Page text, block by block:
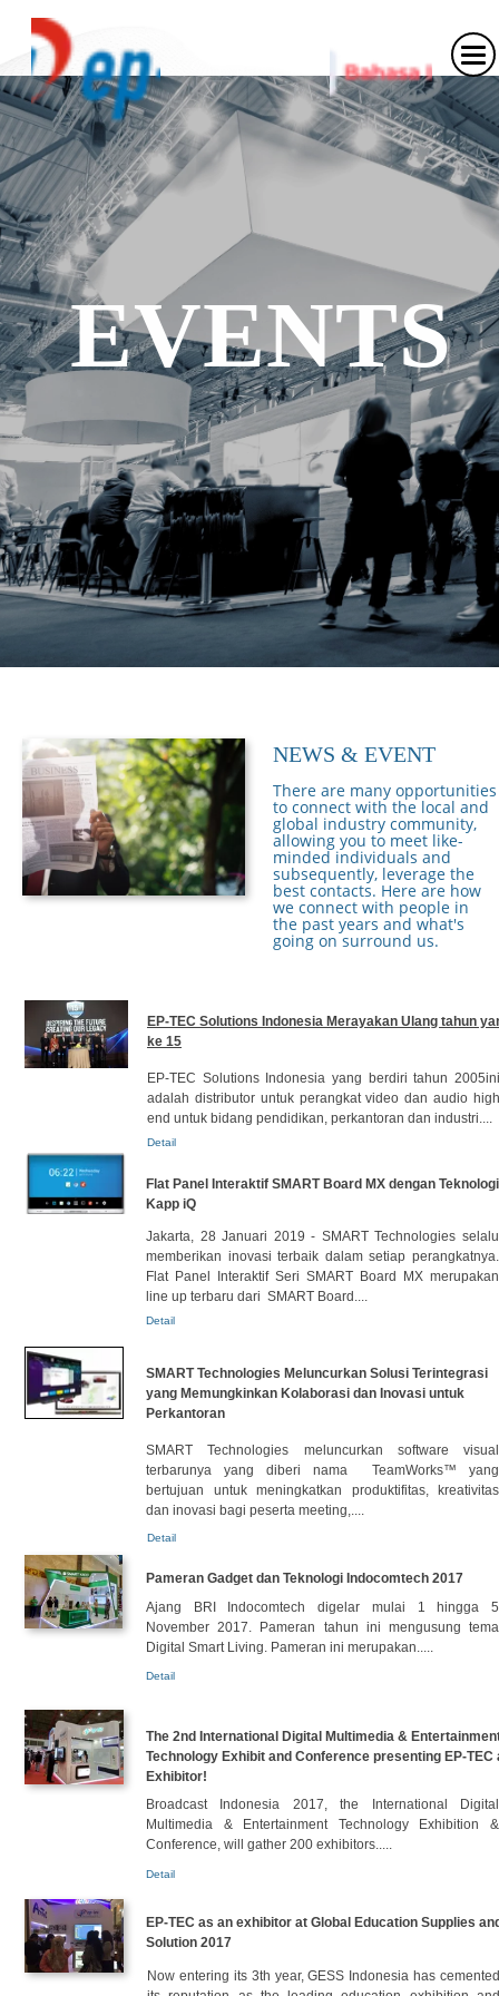
EVENTS
There are many opportunities
to connect with the local and
global industry community,
allowing you to meet like-
minded individuals and
subsequently, leverage the
best contacts. Here are how
we connect with people in
the past years and what's
going on surround us.
EP-TEC as an exhibitor at Global Education Supplies
Solution 2017
Now entering its 3th year, GESS Indonesia has cemented
The 2nd International Digital Multimedia &
Technology Exhibit and Conference presenting EP-TEC
Exhibitor!
Broadcast Indonesia 2017, the International Digital
Multimedia & Entertainment Technology Exhibition &
Conference, will gather 200 exhibitors.....
Detail
Pameran Gadget dan Teknologi Indocomtech 2017
Ajang BRI Indocomtech digelar mulai 1 hingga 5
November 2017. Pameran tahun ini mengusung tema
Digital Smart Living. Pameran ini merupakan.....
Detail
NEWS & EVENT
SMART Technologies Meluncurkan Solusi Terintegrasi
yang Memungkinkan Kolaborasi dan Inovasi untuk
Perkantoran
SMART Technologies meluncurkan software visual
terbarunya yang diberi nama TeamWorks™ yang
bertujuan untuk meningkatkan produktifitas, kreativitas
dan inovasi bagi peserta meeting,....
Detail
Flat Panel Interaktif SMART Board MX dengan Teknologi
Kapp iQ
Jakarta, 28 Januari 2019 - SMART Technologies selalu
memberikan inovasi terbaik dalam setiap perangkatnya.
Flat Panel Interaktif Seri SMART Board MX merupakan
line up terbaru dari SMART Board....
Detail
EP-TEC Solutions Indonesia Merayakan Ulang tahun
ke 15
EP-TEC Solutions Indonesia yang berdiri tahun 2005ini
adalah distributor untuk perangkat video dan audio high
end untuk bidang pendidikan, perkantoran dan industri....
Detail